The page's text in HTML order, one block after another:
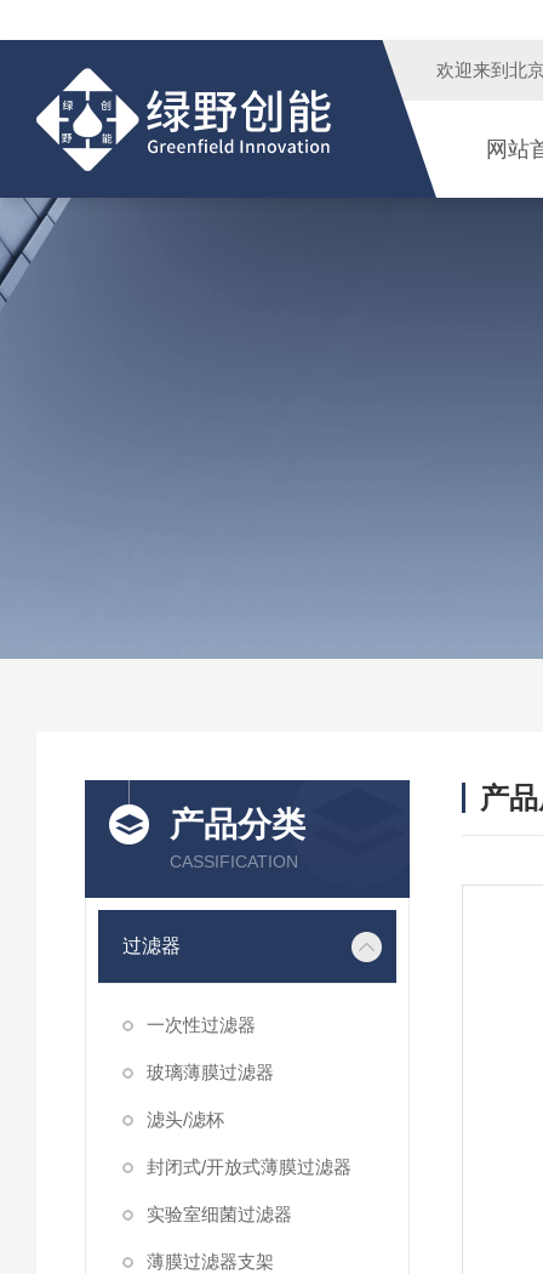
欢迎来到 北
网站
产品分类
CASSIFICATION
过滤器
一次性过滤器
玻璃薄膜过滤器
滤头/滤杯
封闭式/开放式薄膜过滤器
实验室细菌过滤器
薄膜过滤器支架
产